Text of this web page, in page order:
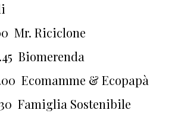
Mr. Riciclone
Biomerenda
Ecomamme & Ecopapà
Famiglia Sostenibile